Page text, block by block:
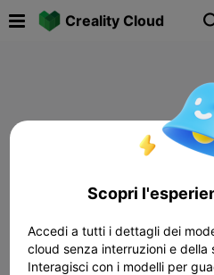
Creality Cloud
Scopri
Accedi a tutti i dettagli dei
cloud senza interruzioni e della
Interagisci con i modelli per